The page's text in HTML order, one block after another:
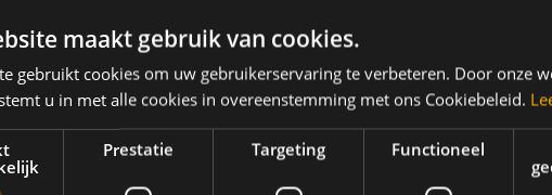
Van bijenkorf tot
tips
Bijen vinden steeds minder bloemen.
Met deze zes tips help jij ze op weg.
Lees verder
maakt gebruik van cookies.
gebruikt cookies om uw gebruikerservaring te verbeteren. Door onze
u in met alle cookies in overeenstemming met ons Cookiebeleid.
Prestatie Targeting Functioneel